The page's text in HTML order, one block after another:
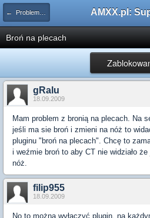
← Problemy z pluginami
Broń na plecach
gRalu
18.09.2009
Mam problem z bronią na plecach. Na
jeśli ma sie broń i zmieni na nóż to
pluginu "broń na plecach". Chcę to
i weźmie broń to aby CT nie widziało
nóż.
filip955
18.09.2009
No to można wyłączyć plugin, na